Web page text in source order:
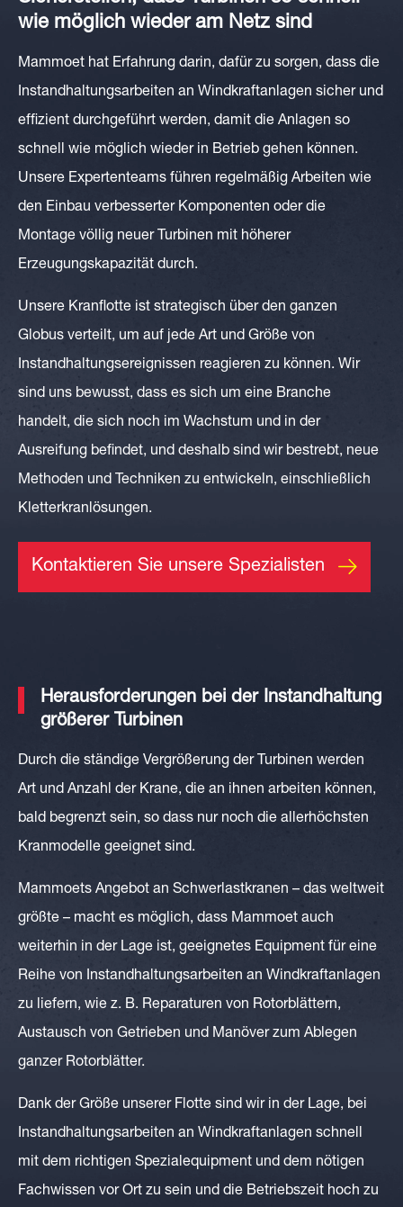
wie möglich wieder am Netz sind
Mammoet hat Erfahrung darin, dafür zu sorgen, dass die
Instandhaltungsarbeiten an Windkraftanlagen sicher und
effizient durchgeführt werden, damit die Anlagen so
schnell wie möglich wieder in Betrieb gehen können.
Unsere Expertenteams führen regelmäßig Arbeiten wie
den Einbau verbesserter Komponenten oder die
Montage völlig neuer Turbinen mit höherer
Erzeugungskapazität durch.
Unsere Kranflotte ist strategisch über den ganzen
Globus verteilt, um auf jede Art und Größe von
Instandhaltungsereignissen reagieren zu können. Wir
sind uns bewusst, dass es sich um eine Branche
handelt, die sich noch im Wachstum und in der
Ausreifung befindet, und deshalb sind wir bestrebt, neue
Methoden und Techniken zu entwickeln, einschließlich
Kletterkranlösungen.
Kontaktieren Sie unsere Spezialisten
Herausforderungen bei der Instandhaltung
größerer Turbinen
Durch die ständige Vergrößerung der Turbinen werden
Art und Anzahl der Krane, die an ihnen arbeiten können,
bald begrenzt sein, so dass nur noch die allerhöchsten
Kranmodelle geeignet sind.
Mammoets Angebot an Schwerlastkranen – das weltweit
größte – macht es möglich, dass Mammoet auch
weiterhin in der Lage ist, geeignetes Equipment für eine
Reihe von Instandhaltungsarbeiten an Windkraftanlagen
zu liefern, wie z. B. Reparaturen von Rotorblättern,
Austausch von Getrieben und Manöver zum Ablegen
ganzer Rotorblätter.
Dank der Größe unserer Flotte sind wir in der Lage, bei
Instandhaltungsarbeiten an Windkraftanlagen schnell
mit dem richtigen Spezialequipment und dem nötigen
Fachwissen vor Ort zu sein und die Betriebszeit hoch zu